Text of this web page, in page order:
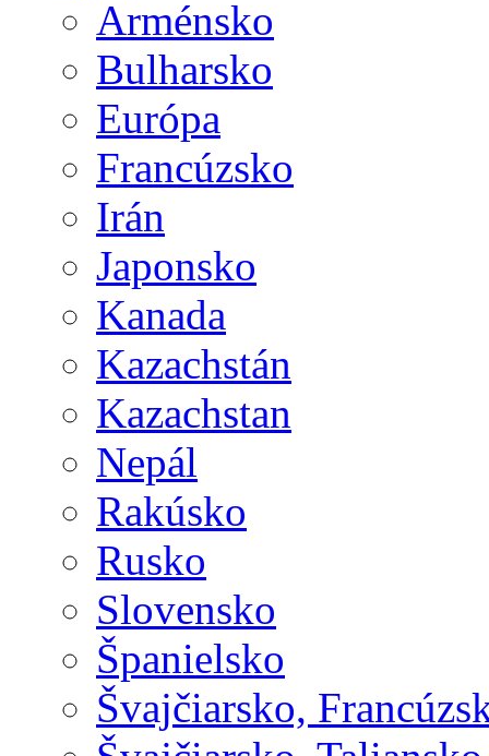
Arménsko
Bulharsko
Európa
Francúzsko
Irán
Japonsko
Kanada
Kazachstán
Kazachstan
Nepál
Rakúsko
Rusko
Slovensko
Španielsko
Švajčiarsko,